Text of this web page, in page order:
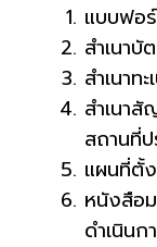
แบบฟอ
สำเนาบั
สำเนาท
สำเนา
สถานที่
แผนที่ตั้
หนังสือ
ดำเนินก